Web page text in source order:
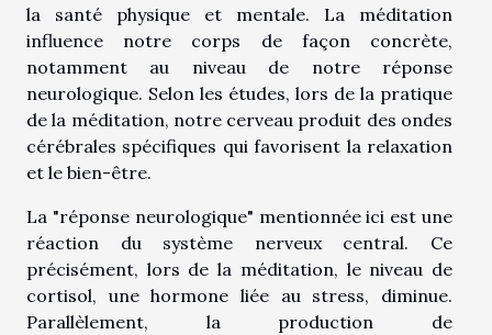
la santé physique et mentale. La méditation
influence notre corps de façon concrète,
notamment au niveau de notre réponse
neurologique. Selon les études, lors de la pratique
de la méditation, notre cerveau produit des ondes
cérébrales spécifiques qui favorisent la relaxation
et le bien-être.
La "réponse neurologique" mentionnée ici est une
réaction du système nerveux central. Ce
précisément, lors de la méditation, le niveau de
cortisol, une hormone liée au stress, diminue.
Parallèlement, la production de